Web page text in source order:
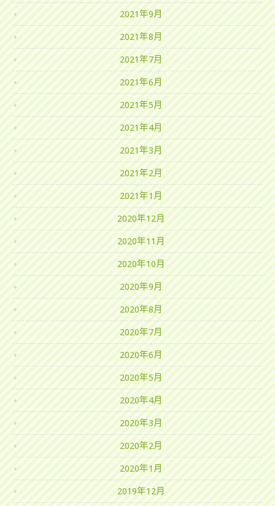
2021年9月
2021年8月
2021年7月
2021年6月
2021年5月
2021年4月
2021年3月
2021年2月
2021年1月
2020年12月
2020年11月
2020年10月
2020年9月
2020年8月
2020年7月
2020年6月
2020年5月
2020年4月
2020年3月
2020年2月
2020年1月
2019年12月